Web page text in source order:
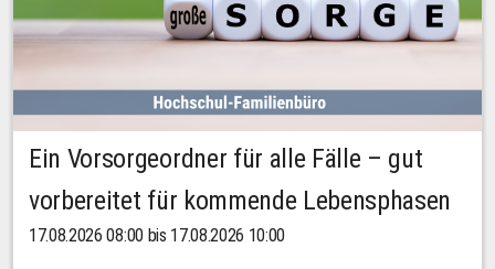
Ein Vorsorgeordner für alle Fälle – gut
vorbereitet für kommende Lebensphasen
17.08.2026 08:00 bis 17.08.2026 10:00